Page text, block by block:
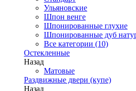
Ульяновские
Шпон венге
Шпонированные глухие
Шпонированные дуб
Все категории (10)
Остекленные
Назад
Матовые
Раздвижные двери (купе)
Назад